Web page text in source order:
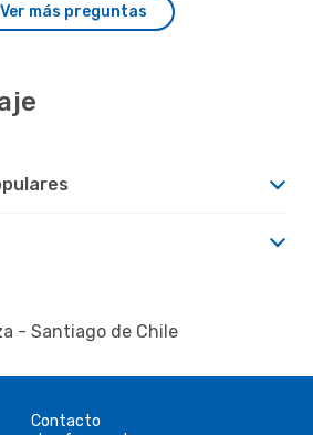
Ver más preguntas
- Santiago de Chile
Contacto